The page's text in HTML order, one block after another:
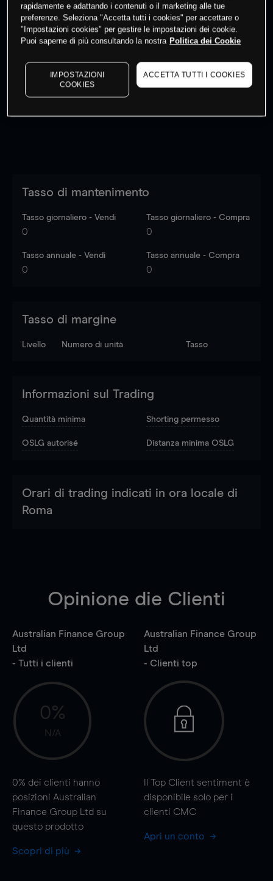
I prezzi sono solo indicativi. Accediper vedere gli ultimi
dati di mercato
to see latest market data
Tasso di mantenimento
Tasso giornaliero - Vendi
0
Tasso giornaliero - Compra
0
Tasso annuale - Vendi
0
Tasso annuale - Compra
0
Tasso di margine
Livello Numero di unità Tasso
Informazioni sul Trading
Quantità minima Shorting permesso
OSLG autorisé Distanza minima OSLG
Orari di trading indicati in ora locale di
Roma
Opinione die Clienti
Australian Finance Group
Ltd
- Tutti i clienti
0%
N/A
0% dei clienti hanno
posizioni Australian
Finance Group Ltd su
questo prodotto
Scopri di più
Australian Finance Group
Ltd
- Clienti top
Il Top Client sentiment è
disponibile solo per i
clienti CMC
Apri un conto
rapidamente e adattando i contenuti o il marketing alle tue
preferenze. Seleziona "Accetta tutti i cookies" per accettare o
"Impostazioni cookies" per gestire le impostazioni dei cookie.
Puoi saperne di più consultando la nostra Politica dei Cookie
IMPOSTAZIONI
COOKIES
ACCETTA TUTTI I COOKIES